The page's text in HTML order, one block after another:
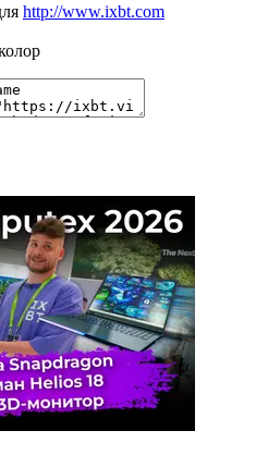
http://www.ixbt.com